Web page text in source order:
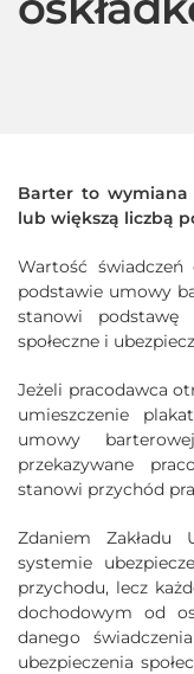
Barter to
lub większą liczbą
Wartość
podstawie umowy
stanowi podstawę
społeczne i
Jeżeli pracodawca
umieszczenie
umowy
przekazywane
stanowi przychód
Zdaniem Zakładu
systemie
przychodu, lecz
dochodowym od
danego
ubezpieczenia